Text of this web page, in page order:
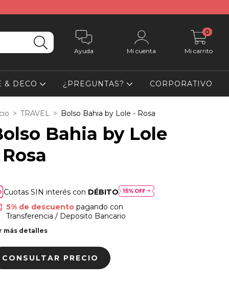
Ayuda Mi cuenta Mi carrito
0
& DECO ¿PREGUNTAS? CORPORATIVO
> TRAVEL > Bolso Bahia by Lole - Rosa
Bahia by Lole
Cuotas SIN interés con DÉBITO
5% de descuento pagando con
Transferencia / Deposito Bancario
más detalles